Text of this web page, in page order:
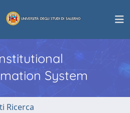
System
Ricerca